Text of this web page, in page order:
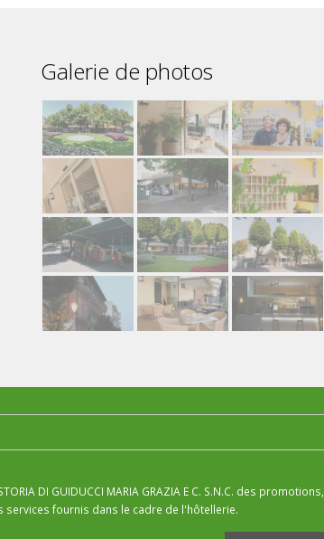
Galerie de photos
DI GUIDUCCI MARIA GRAZIA E C. S.N.C. des promotions,
fournis dans le cadre de l'hôtellerie.